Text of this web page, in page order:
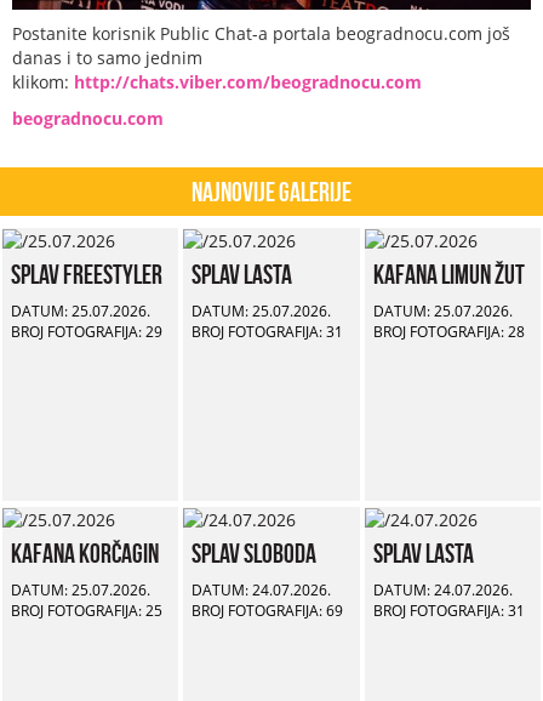
Postanite korisnik Public Chat-a portala beogradnocu.com još
danas i to samo jednim
klikom: http://chats.viber.com/beogradnocu.com
beogradnocu.com
Najnovije Galerije
Splav Freestyler
DATUM: 25.07.2026.
BROJ FOTOGRAFIJA: 29
Splav Lasta
DATUM: 25.07.2026.
BROJ FOTOGRAFIJA: 31
Kafana Limun Žut
DATUM: 25.07.2026.
BROJ FOTOGRAFIJA: 28
Kafana Korčagin
DATUM: 25.07.2026.
BROJ FOTOGRAFIJA: 25
Splav Sloboda
DATUM: 24.07.2026.
BROJ FOTOGRAFIJA: 69
Splav Lasta
DATUM: 24.07.2026.
BROJ FOTOGRAFIJA: 31